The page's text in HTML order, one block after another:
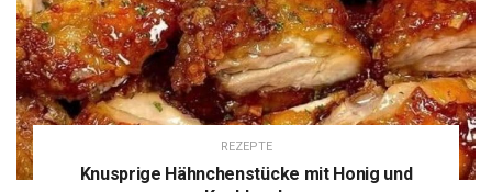
REZEPTE
Knusprige Hähnchenstücke mit Honig und